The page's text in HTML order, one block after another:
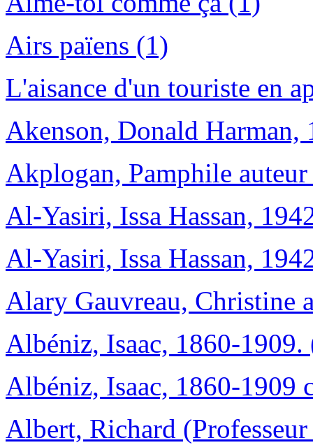
Airs païens (1)
L'aisance d'un touriste en
Akenson, Donald Harman,
Akplogan, Pamphile
Al-Yasiri, Issa Hassan,
Al-Yasiri, Issa Hassan,
Alary Gauvreau, Christine
Albéniz, Isaac, 1860-1909.
Albéniz, Isaac, 1860-1909
Albert, Richard